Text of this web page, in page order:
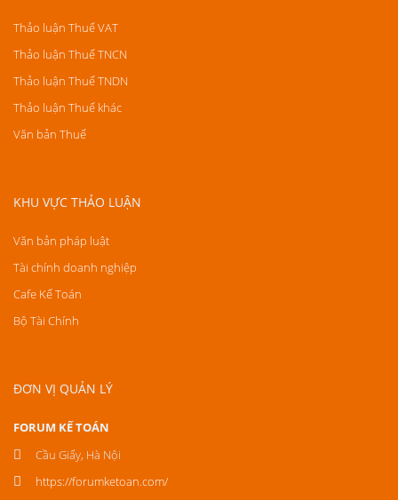
Thảo luận Thuế VAT
Thảo luận Thuế TNCN
Thảo luận Thuế TNDN
Thảo luận Thuế khác
Văn bản Thuế
KHU VỰC THẢO LUẬN
Văn bản pháp luật
Tài chính doanh nghiệp
Cafe Kế Toán
Bộ Tài Chính
ĐƠN VỊ QUẢN LÝ
FORUM KẾ TOÁN
Cầu Giấy, Hà Nội
https://forumketoan.com/